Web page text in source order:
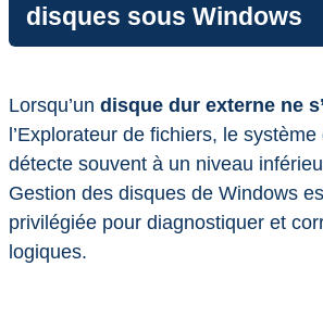
disques sous Windows
Lorsqu’un disque dur externe ne
l’Explorateur de fichiers, le système
détecte souvent à un niveau
Gestion des disques de Windows
privilégiée pour diagnostiquer et
logiques.